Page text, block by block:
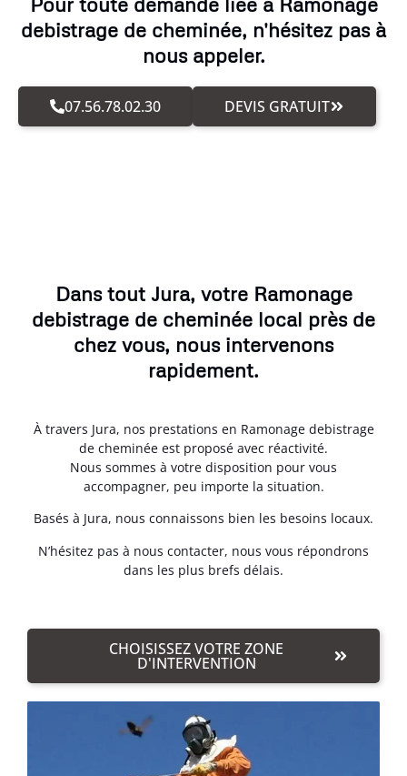
debistrage de cheminée, n'hésitez pas à
nous appeler.
07.56.78.02.30 DEVIS GRATUIT
Dans tout Jura, votre Ramonage
debistrage de cheminée local près de
chez vous, nous intervenons
rapidement.
À travers Jura, nos prestations en Ramonage debistrage
de cheminée est proposé avec réactivité.
Nous sommes à votre disposition pour vous
accompagner, peu importe la situation.
Basés à Jura, nous connaissons bien les besoins locaux.
N’hésitez pas à nous contacter, nous vous répondrons
dans les plus brefs délais.
CHOISISSEZ VOTRE ZONE
D'INTERVENTION